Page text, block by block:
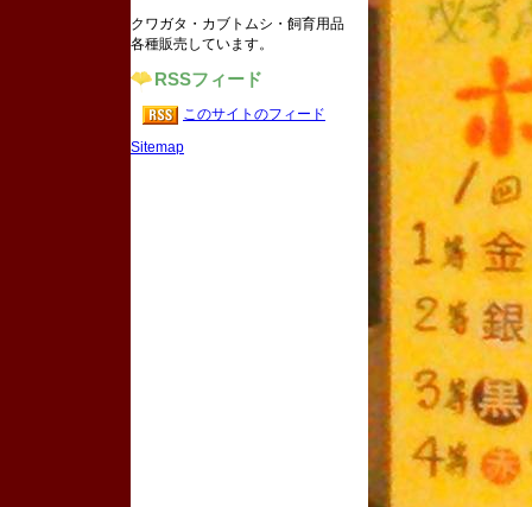
クワガタ・カブトムシ・飼育用品
各種販売しています。
RSSフィード
このサイトのフィード
Sitemap